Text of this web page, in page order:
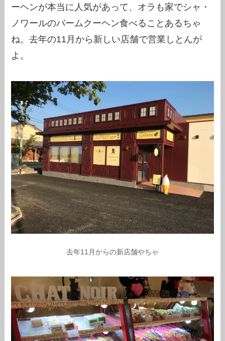
ーヘンが本当に人気があって、オラも家でシャ・
ノワールのバームクーヘン食べることあるちゃ
ね。去年の11月から新しい店舗で営業しとんが
よ。
去年11月からの新店舗やちゃ